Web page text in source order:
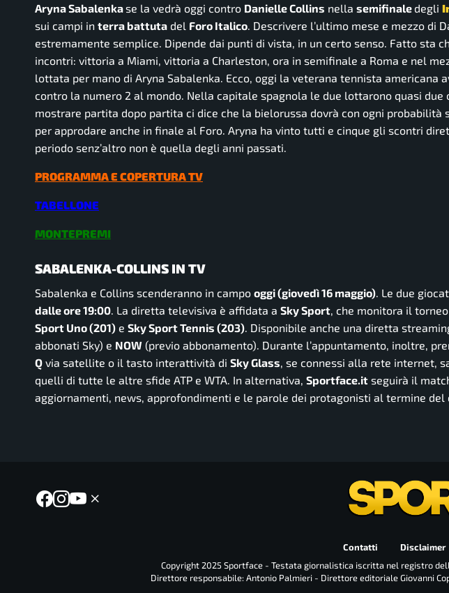
Aryna Sabalenkase la vedrà oggi contro Danielle Collins nella semifinale degli
sui campi in terra battuta del Foro Italico . Descrivere l’ultimo mese e mezzo di
estremamente semplice. Dipende dai punti di vista, in un certo senso. Fatto sta
incontri: vittoria a Miami, vittoria a Charleston, ora in semifinale a Roma e nel
lottata per mano di Aryna Sabalenka. Ecco, oggi la veterana tennista americana
contro la numero 2 al mondo. Nella capitale spagnola le due lottarono quasi
mostrare partita dopo partita ci dice che la bielorussa dovrà con ogni
per approdare anche in finale al Foro. Aryna ha vinto tutti e cinque gli scontri
periodo senz’altro non è quella degli anni passati.
PROGRAMMA E COPERTURA TV
TABELLONE
MONTEPREMI
SABALENKA-COLLINS IN TV
Sabalenka e Collins scenderanno in campo oggi (giovedì 16 maggio). Le due
dalle ore 19:00. La diretta televisiva è affidata a Sky Sport, che monitora il
Sport Uno (201) e Sky Sport Tennis (203). Disponibile anche una diretta
abbonati Sky) e NOW (previo abbonamento). Durante l’appuntamento, inoltre,
Q via satellite o il tasto interattività di Sky Glass, se connessi alla rete internet,
quelli di tutte le altre sfide ATP e WTA. In alternativa, Sportface.it seguirà il
aggiornamenti, news, approfondimenti e le parole dei protagonisti al termine del
Contatti Disclaimer
Copyright 2025 Sportface - Testata giornalistica iscritta nel registro
Direttore responsabile: Antonio Palmieri - Direttore editoriale Giovanni